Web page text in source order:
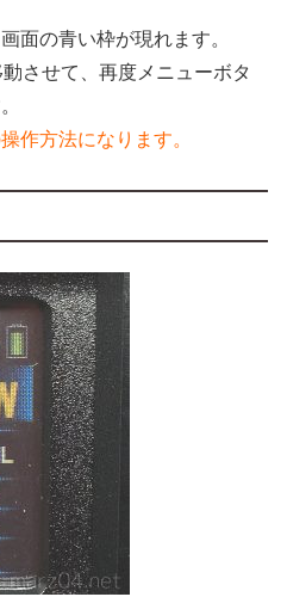
面の青い枠が現れます。
させて、再度メニューボタ
作方法になります。